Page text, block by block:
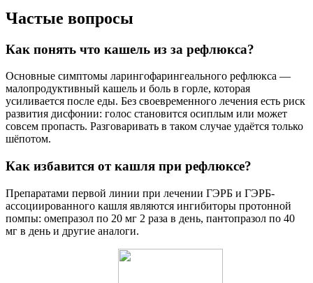
Частые вопросы
Как понять что кашель из за рефлюкса?
Основные симптомы ларингофарингеального рефлюкса —
малопродуктивный кашель и боль в горле, которая
усиливается после еды. Без своевременного лечения есть риск
развития дисфонии: голос становится осиплым или может
совсем пропасть. Разговаривать в таком случае удаётся только
шёпотом.
Как избавится от кашля при рефлюксе?
Препаратами первой линии при лечении ГЭРБ и ГЭРБ-
ассоциированного кашля являются ингибиторы протонной
помпы: омепразол по 20 мг 2 раза в день, пантопразол по 40
мг в день и другие аналоги.